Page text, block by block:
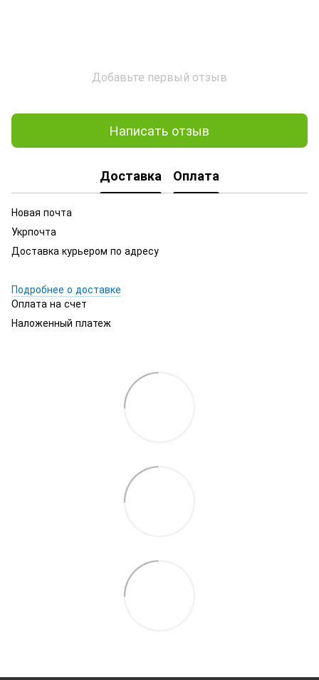
Добавьте первый отзыв
Написать отзыв
Доставка Оплата
Новая почта
Укрпочта
Доставка курьером по адресу
Подробнее о доставке
Оплата на счет
Наложенный платеж